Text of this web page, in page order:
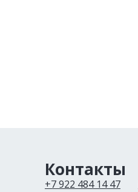
Контакты
+7 922 484 14 47